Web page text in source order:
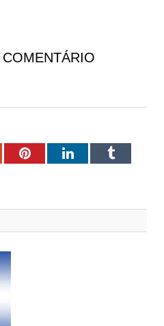
PinterestLinkedInTumblr